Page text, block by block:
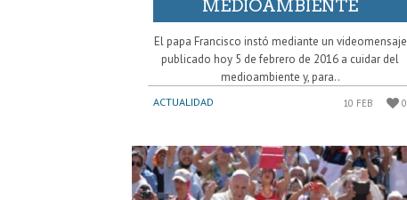
MEDIOAMBIENTE
El papa Francisco instó mediante un videomensaje
publicado hoy 5 de febrero de 2016 a cuidar del
medioambiente y, para..
ACTUALIDAD 10 FEB 0